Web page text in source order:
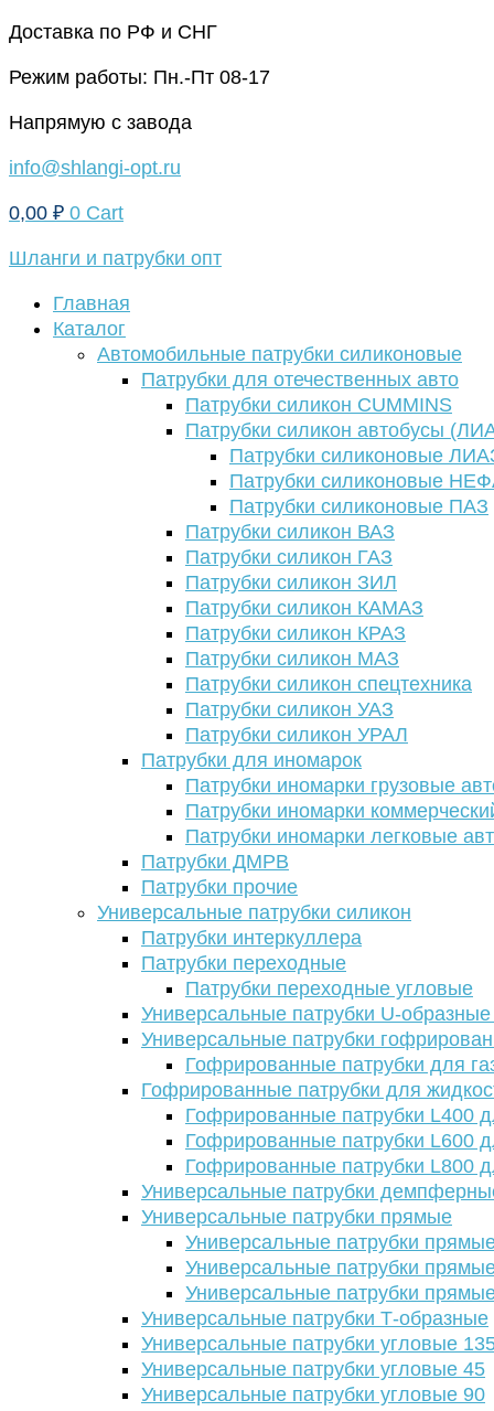
Перейти
содержимому
Доставка по РФ и СНГ
Режим работы: Пн.-Пт 08-17
Напрямую с завода
info@shlangi-opt.ru
0,00 ₽ 0 Cart
Шланги и патрубки опт
Главная
Каталог
Автомобильные патрубки силиконовые
Патрубки для отечественных авто
Патрубки силикон CUMMINS
Патрубки силикон автобусы
Патрубки силиконовые
Патрубки силиконовые
Патрубки силиконовые ПАЗ
Патрубки силикон ВАЗ
Патрубки силикон ГАЗ
Патрубки силикон ЗИЛ
Патрубки силикон КАМАЗ
Патрубки силикон КРАЗ
Патрубки силикон МАЗ
Патрубки силикон спецтехника
Патрубки силикон УАЗ
Патрубки силикон УРАЛ
Патрубки для иномарок
Патрубки иномарки грузовые
Патрубки иномарки
Патрубки иномарки легковые
Патрубки ДМРВ
Патрубки прочие
Универсальные патрубки силикон
Патрубки интеркуллера
Патрубки переходные
Патрубки переходные угловые
Универсальные патрубки U-
Универсальные патрубки
Гофрированные патрубки для
Гофрированные патрубки для
Гофрированные патрубки L400
Гофрированные патрубки L600
Гофрированные патрубки L800
Универсальные патрубки
Универсальные патрубки прямые
Универсальные патрубки
Универсальные патрубки
Универсальные патрубки
Универсальные патрубки Т-образные
Универсальные патрубки угловые
Универсальные патрубки угловые 45
Универсальные патрубки угловые 90